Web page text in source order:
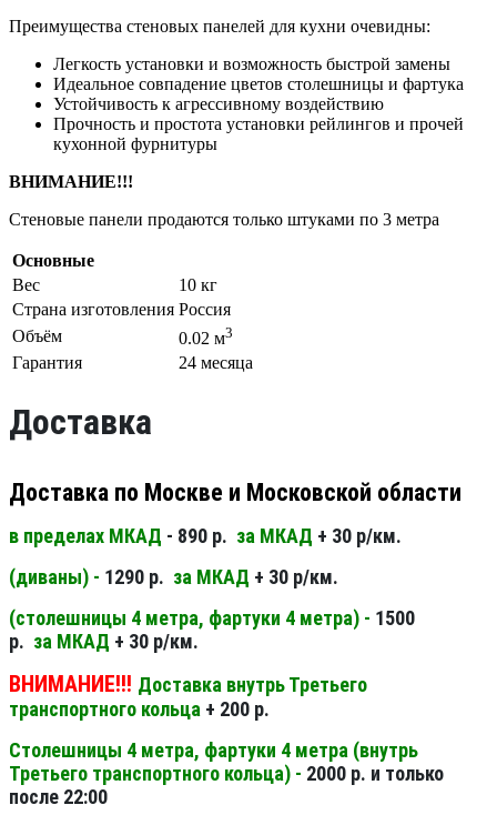
Преимущества стеновых панелей для кухни очевидны:
Легкость установки и возможность быстрой замены
Идеальное совпадение цветов столешницы и фартука
Устойчивость к агрессивному воздействию
Прочность и простота установки рейлингов и прочей
кухонной фурнитуры
ВНИМАНИЕ!!!
Стеновые панели продаются только штуками по 3 метра
Основные
Вес
10 кг
Страна изготовления Россия
Объём
0.02 м3
Гарантия 24 месяца
Доставка
Доставка по Москве и Московской области
в пределах МКАД - 890 р. за МКАД + 30 р/км.
(диваны) - 1290 р. за МКАД + 30 р/км.
(столешницы 4 метра, фартуки 4 метра) - 1500
р. за МКАД + 30 р/км.
ВНИМАНИЕ!!! Доставка внутрь Третьего
транспортного кольца + 200 р.
Столешницы 4 метра, фартуки 4 метра (внутрь
Третьего транспортного кольца) - 2000 р. и только
после 22:00